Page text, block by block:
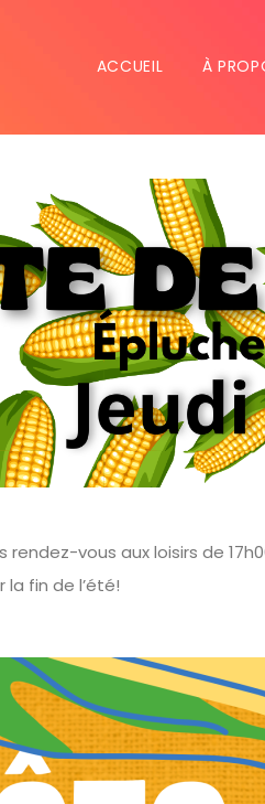
ACCUEIL À
rendez-vous aux loisirs de
fin de l’été!